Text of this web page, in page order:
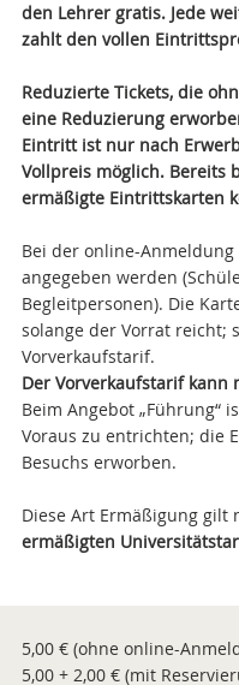
den Lehrer gratis. Jede
zahlt den vollen
Reduzierte Tickets, die
eine Reduzierung
Eintritt ist nur nach
Vollpreis möglich. Bereits
ermäßigte Eintrittskarten
Bei der online-
angegeben werden
Begleitpersonen). Die
solange der Vorrat reicht;
Vorverkaufstarif.
Der Vorverkaufstarif
Beim Angebot „Führung“
Voraus zu entrichten; die
Besuchs erworben.
Diese Art Ermäßigung
ermäßigten
5,00 € (ohne online-
5,00 + 2,00 € (mit